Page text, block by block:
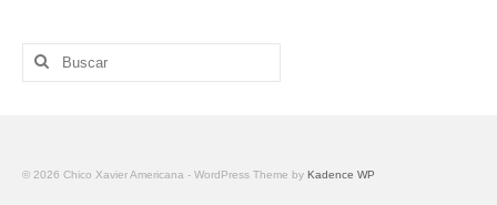
Buscar
© 2026 Chico Xavier Americana - WordPress Theme by Kadence WP